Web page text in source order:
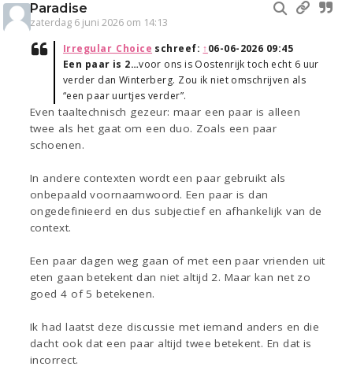
Paradise
zaterdag 6 juni 2026 om 14:13
Irregular_Choice schreef: ↑06-06-2026 09:45
Een paar is 2…voor ons is Oostenrijk toch echt 6 uur
verder dan Winterberg. Zou ik niet omschrijven als
“een paar uurtjes verder”.
Even taaltechnisch gezeur: maar een paar is alleen
twee als het gaat om een duo. Zoals een paar
schoenen.
In andere contexten wordt een paar gebruikt als
onbepaald voornaamwoord. Een paar is dan
ongedefinieerd en dus subjectief en afhankelijk van de
context.
Een paar dagen weg gaan of met een paar vrienden uit
eten gaan betekent dan niet altijd 2. Maar kan net zo
goed 4 of 5 betekenen.
Ik had laatst deze discussie met iemand anders en die
dacht ook dat een paar altijd twee betekent. En dat is
incorrect.